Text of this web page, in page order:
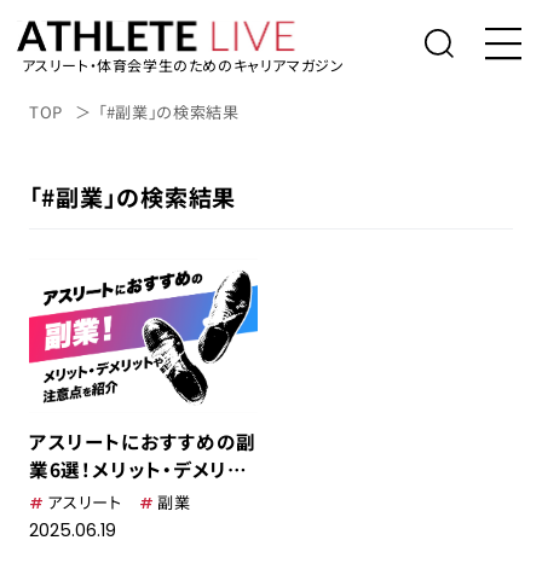
アスリート・体育会学生のためのキャリアマガジン
TOP 「#副業」の検索結果
「#副業」の検索結果
アスリートにおすすめの副
業6選！メリット・デメリッ
トや注意点を紹介
アスリート 副業
2025.06.19
トップ
桑田真澄の「人生の勝利投手になるため
に」
アスリートライブについて
アスリートのキャリアインタビュー
表彰台の降り方。
アルバイト/業務委託を探す